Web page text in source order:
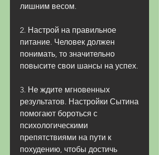
лишним весом.
2. Настрой на правильное
питание. Человек должен
понимать, то значительно
повысите свои шансы на успех.
3. Не ждите мгновенных
результатов. Настройки Сытина
помогают бороться с
психологическими
препятствиями на пути к
похудению, чтобы достичь